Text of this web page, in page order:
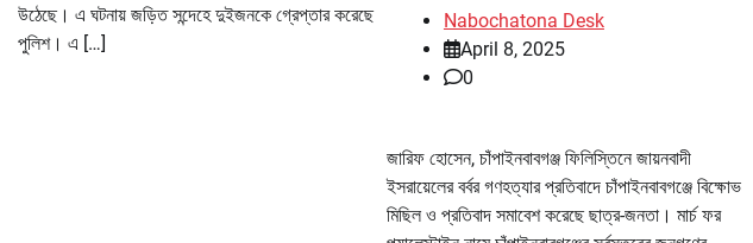
উঠেছে। এ ঘটনায় জড়িত সন্দেহে দুইজনকে গ্রেপ্তার করেছে
পুলিশ। এ […]
Nabochatona Desk
April 8, 2025
0
জারিফ হোসেন, চাঁপাইনবাবগঞ্জ ফিলিস্তিনে জায়নবাদী
ইসরায়েলের বর্বর গণহত্যার প্রতিবাদে চাঁপাইনবাবগঞ্জে বিক্ষোভ
মিছিল ও প্রতিবাদ সমাবেশ করেছে ছাত্র-জনতা। মার্চ ফর